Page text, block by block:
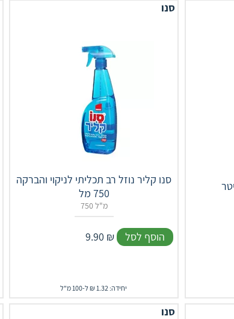
סנו
סנו קליר נוזל רב תכליתי לניקוי והברקה
750 מל
750 מ"ל
9.90 ₪ הוסף לסל
יחידה: 1.32 ₪ ל-100 מ"ל
סנו